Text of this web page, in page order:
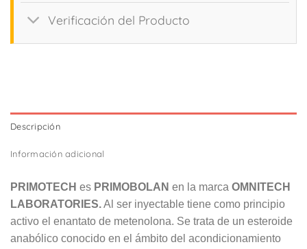
Verificación del Producto
Descripción
Información adicional
PRIMOTECH es PRIMOBOLAN en la marca OMNITECH
LABORATORIES.Al ser inyectable tiene como principio
activo el enantato de metenolona. Se trata de un esteroide
anabólico conocido en el ámbito del acondicionamiento